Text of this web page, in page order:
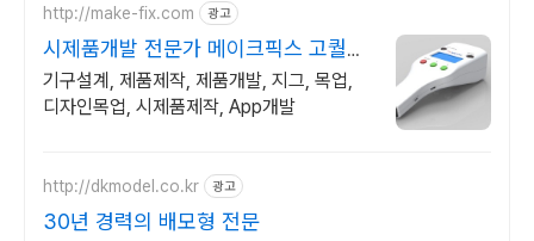
http://make-fix.com 광고
시제품개발 전문가 메이크픽스 고퀄리
티 시제품개발
기구설계, 제품제작, 제품개발, 지그, 목업,
디자인목업, 시제품제작, App개발
http://dkmodel.co.kr 광고
30년 경력의 배모형 전문